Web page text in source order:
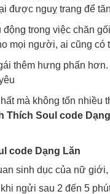
được nguỵ trang để
động trong việc chăn
mọi người, ai cũng
thêm hưng phấn
mà không tốn
Thích Soul code
code Dạng Lăn
sinh dục của nữ
ngửi sau 2 đến 5